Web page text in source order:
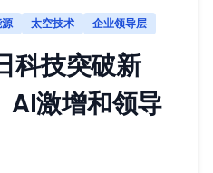
太空技术 企业领导层
科技突破新
AI激增和领导